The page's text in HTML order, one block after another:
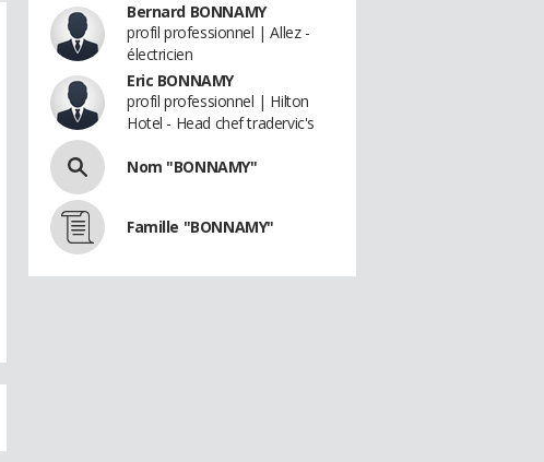
Bernard BONNAMY
profil professionnel | Allez -
électricien
Eric BONNAMY
profil professionnel | Hilton
Hotel - Head chef tradervic's
Nom "BONNAMY"
Famille "BONNAMY"